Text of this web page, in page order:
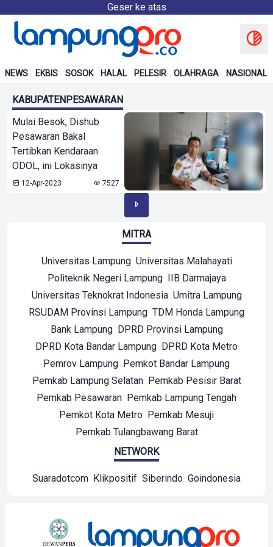
Geser ke atas
NEWS EKBIS SOSOK HALAL PELESIR OLAHRAGA NASIONAL
KABUPATENPESAWARAN
Mulai Besok, Dishub
Pesawaran Bakal
Tertibkan Kendaraan
ODOL, ini Lokasinya
12-Apr-2023 7527
MITRA
Universitas Lampung Universitas Malahayati
Politeknik Negeri Lampung IIB Darmajaya
Universitas Teknokrat Indonesia Umitra Lampung
RSUDAM Provinsi Lampung TDM Honda Lampung
Bank Lampung DPRD Provinsi Lampung
DPRD Kota Bandar Lampung DPRD Kota Metro
Pemrov Lampung Pemkot Bandar Lampung
Pemkab Lampung Selatan Pemkab Pesisir Barat
Pemkab Pesawaran Pemkab Lampung Tengah
Pemkot Kota Metro Pemkab Mesuji
Pemkab Tulangbawang Barat
NETWORK
Suaradotcom Klikpositif Siberindo Goindonesia